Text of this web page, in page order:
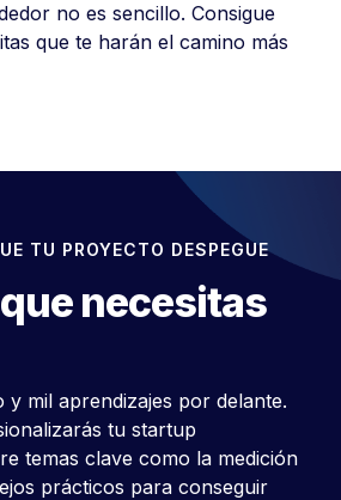
no es sencillo. Consigue
que te harán el camino más
TU PROYECTO DESPEGUE
necesitas
mil aprendizajes por delante.
tu startup
temas clave como la medición
prácticos para conseguir